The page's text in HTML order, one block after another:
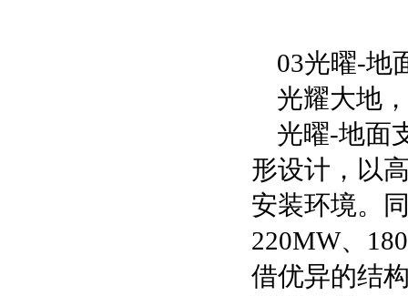
03光曜-地
光耀大地
光曜-地面
形设计，以
安装环境。
220MW、
借优异的结